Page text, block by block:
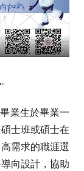
業生於畢業一
士班或碩士在
需求的職涯選
向設計，協助